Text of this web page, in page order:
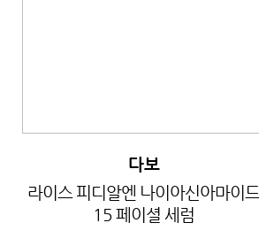
다보
라이스 피디알엔 나이아신아마이드
15 페이셜 세럼